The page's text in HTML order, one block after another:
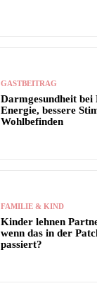
GASTBEITRAG
Darmgesundheit
Energie, bessere
Wohlbefinden
FAMILIE & KIND
Kinder lehnen
wenn das in der
passiert?